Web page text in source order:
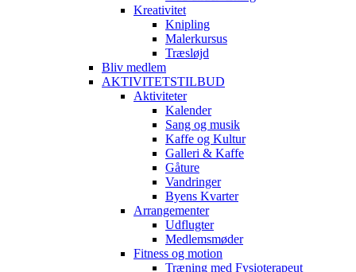
Kreativitet
Knipling
Malerkursus
Træsløjd
Bliv medlem
AKTIVITETSTILBUD
Aktiviteter
Kalender
Sang og musik
Kaffe og Kultur
Galleri & Kaffe
Gåture
Vandringer
Byens Kvarter
Arrangementer
Udflugter
Medlemsmøder
Fitness og motion
Træning med Fysioterapeut